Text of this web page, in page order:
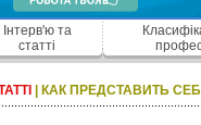
Інтерв'ю та
статті
КАК ПРЕДСТАВИТЬ